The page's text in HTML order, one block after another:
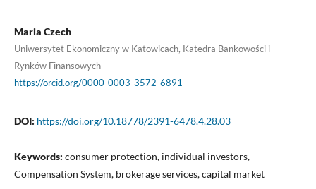
Maria Czech
Uniwersytet Ekonomiczny w Katowicach, Katedra Bankowości i
Rynków Finansowych
https://orcid.org/0000-0003-3572-6891
DOI: https://doi.org/10.18778/2391-6478.4.28.03
Keywords: consumer protection, individual investors,
Compensation System, brokerage services, capital market